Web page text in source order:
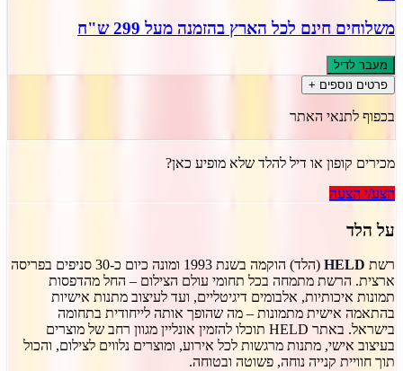
משלוחים חינם לכל הארץ בהזמנה מעל 299 ש"ח
מעבר לדיל
פרטים נוספים +
בכפוף לתנאי האתר
מכירים קופון או דיל להלד שלא מופיע כאן?
הצע/י הצעה
על הלד
רשת HELD
(הלד) הוקמה בשנת 1993 ומונה כיום כ-30 סניפים בפריסה
ארצית. הרשת מתמחה בכל תחומי עולם הצילום – החל מהדפסות
תמונות איכותיות, אלבומים דיגיטליים, ועד לעיצוב מתנות אישיות
בהתאמה אישית מתמונות – מה שהופך אותה לייחודית בתחומה
בישראל. באתר HELD תוכלו להזמין אונליין מגוון רחב של מוצרים
בעיצוב אישי, מתנות מרגשות לכל אירוע, ומוצרים נלווים לצילום, והכול
תוך חוויית קנייה נוחה, פשוטה ובטוחה.